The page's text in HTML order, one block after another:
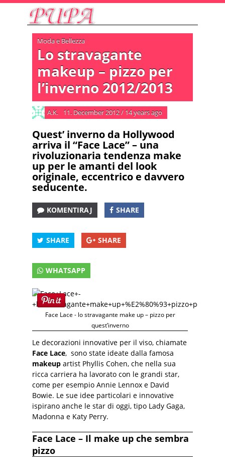
Moda e Bellezza
Lo stravagante
makeup – pizzo per
l’inverno 2012/2013
A.K. 11. December 2012/ 14 years ago
Quest’ inverno da Hollywood
arriva il “Face Lace” – una
rivoluzionaria tendenza make
up per le amanti del look
originale, eccentrico e davvero
seducente.
KOMENTIRAJ SHARE
SHARE SHARE
WHATSAPP
Face Lace - lo stravagante make up – pizzo per
quest’inverno
Le decorazioni innovative per il viso, chiamate
Face Lace, sono state ideate dalla famosa
makeup artist Phyllis Cohen, che nella sua
ricca carriera ha lavorato con le grandi star,
come per esempio Annie Lennox e David
Bowie. Le sue idee particolari e innovative
ispirano anche le star di oggi, tipo Lady Gaga,
Madonna e Katy Perry.
Face Lace – Il make up che sembra
pizzo